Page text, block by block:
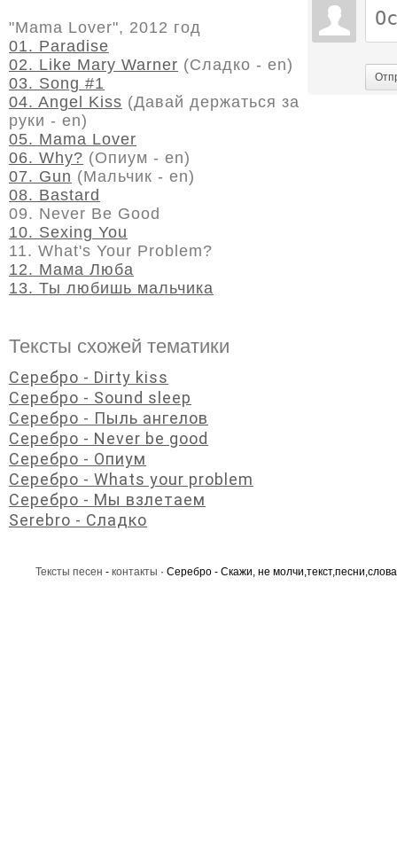
"Mama Lover", 2012 год
01. Paradise
02. Like Mary Warner (Сладко - en)
03. Song #1
04. Angel Kiss (Давай держаться за
руки - en)
05. Mama Lover
06. Why? (Опиум - en)
07. Gun (Мальчик - en)
08. Bastard
09. Never Be Good
10. Sexing You
11. What's Your Problem?
12. Мама Люба
13. Ты любишь мальчика
Тексты схожей тематики
Серебро - Dirty kiss
Серебро - Sound sleep
Серебро - Пыль ангелов
Серебро - Never be good
Серебро - Опиум
Серебро - Whats your problem
Серебро - Мы взлетаем
Serebro - Сладко
Тексты песен - контакты · Серебро - Скажи, не